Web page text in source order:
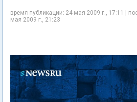
время публикации: 24 мая 2009 г., 17:11 |
мая 2009 г., 21:23